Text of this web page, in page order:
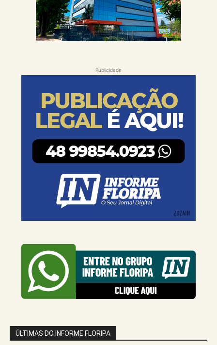
Publicidade
ÚLTIMAS DO INFORME FLORIPA